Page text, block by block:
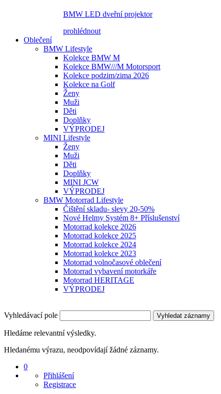
BMW LED dveřní projektor
prohlédnout
Oblečení
BMW Lifestyle
Kolekce BMW M
Kolekce BMW///M Motorsport
Kolekce podzim/zima 2026
Kolekce na Golf
Ženy
Muži
Děti
Doplňky
VÝPRODEJ
MINI Lifestyle
Ženy
Muži
Děti
Doplňky
MINI JCW
VÝPRODEJ
BMW Motorrad Lifestyle
Čištění skladu- slevy 20-50%
Nové Helmy Systém 8+ Příslušenství
Motorrad kolekce 2026
Motorrad kolekce 2025
Motorrad kolekce 2024
Motorrad kolekce 2023
Motorrad volnočasové oblečení
Motorrad vybavení motorkáře
Motorrad HERITAGE
VÝPRODEJ
Vyhledávací pole Vyhledat záznamy
Hledáme relevantní výsledky.
Hledanému výrazu, neodpovídají žádné záznamy.
0
Přihlášení
Registrace